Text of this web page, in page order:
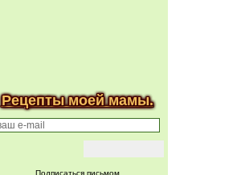
Рецепты моей мамы.
Подписаться письмом